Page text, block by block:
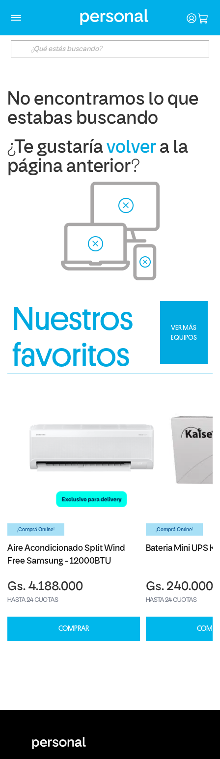
No encontramos lo que
estabas buscando
¿Te gustaría volver a la
página anterior?
Nuestros
favoritos
VER MÁS
EQUIPOS
¡Comprá Online!
Aire Acondicionado Split Wind
Free Samsung - 12000BTU
Gs. 4.188.000
HASTA 24 CUOTAS
COMPRAR
¡Comprá Online!
Bateria Mini UPS
Gs. 240.000
HASTA 24 CUOTAS